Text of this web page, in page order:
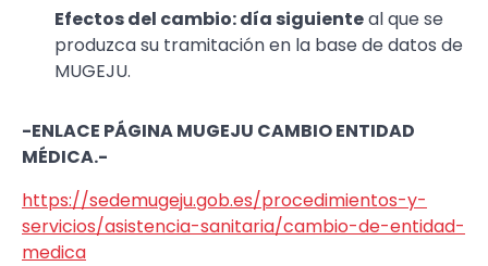
Efectos del cambio: día siguienteal que se
produzca su tramitación en la base de datos de
MUGEJU.
-ENLACE PÁGINA MUGEJU CAMBIO ENTIDAD
MÉDICA.-
https://sedemugeju.gob.es/procedimientos-y-
servicios/asistencia-sanitaria/cambio-de-entidad-
medica